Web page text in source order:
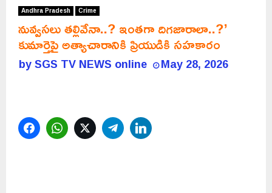
Andhra Pradesh Crime
నువ్వసలు తల్లివేనా..? ఇంతగా దిగజారాలా..?’
కుమార్తెపై అత్యాచారానికి ప్రియుడికి సహకారం
bySGS TV NEWS online May 28, 2026
FacebookWhatsAppTwitterTelegram